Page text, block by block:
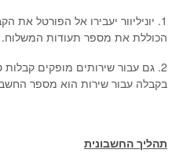
1. יוניליוור יעבירו אל הפורטל
הכוללת את מספר תעודות המשלוח.
2. גם עבור שירותים מופקים
בקבלה עבור שירות הוא מספר
תהליך החשבונית